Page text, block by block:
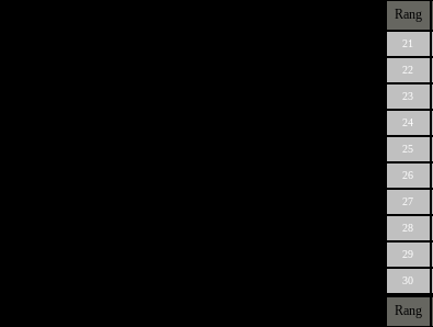
Rang
21
22
23
24
25
26
27
28
29
30
Rang